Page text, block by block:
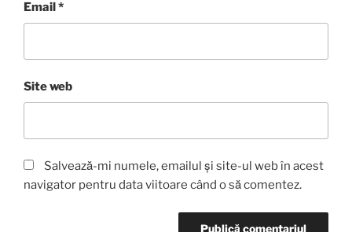
Email *
Site web
Salvează-mi numele, emailul și site-ul web în acest
navigator pentru data viitoare când o să comentez.